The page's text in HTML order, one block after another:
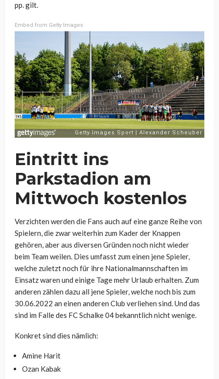
pp. gilt.
Embed from Getty Images
Eintritt ins
Parkstadion am
Mittwoch kostenlos
Verzichten werden die Fans auch auf eine ganze Reihe von
Spielern, die zwar weiterhin zum Kader der Knappen
gehören, aber aus diversen Gründen noch nicht wieder
beim Team weilen. Dies umfasst zum einen jene Spieler,
welche zuletzt noch für ihre Nationalmannschaften im
Einsatz waren und einige Tage mehr Urlaub erhalten. Zum
anderen zählen dazu all jene Spieler, welche noch bis zum
30.06.2022 an einen anderen Club verliehen sind. Und das
sind im Falle des FC Schalke 04 bekanntlich nicht wenige.
Konkret sind dies nämlich:
Amine Harit
Ozan Kabak